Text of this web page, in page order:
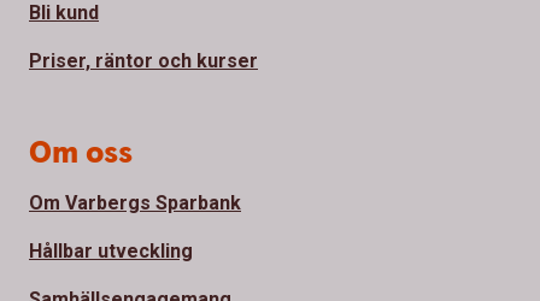
Bli kund
Priser, räntor och kurser
Om oss
Om Varbergs Sparbank
Hållbar utveckling